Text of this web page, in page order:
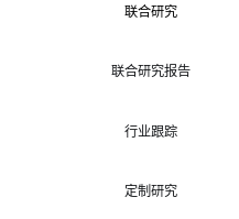
联合研究
联合研究报告
行业跟踪
定制研究